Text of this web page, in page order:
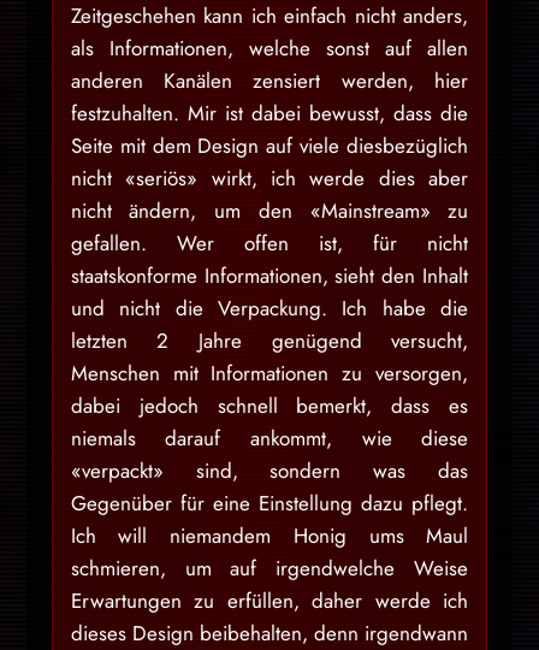
Zeitgeschehen kann ich einfach nicht anders,
als Informationen, welche sonst auf allen
anderen Kanälen zensiert werden, hier
festzuhalten. Mir ist dabei bewusst, dass die
Seite mit dem Design auf viele diesbezüglich
nicht «seriös» wirkt, ich werde dies aber
nicht ändern, um den «Mainstream» zu
gefallen. Wer offen ist, für nicht
staatskonforme Informationen, sieht den Inhalt
und nicht die Verpackung. Ich habe die
letzten 2 Jahre genügend versucht,
Menschen mit Informationen zu versorgen,
dabei jedoch schnell bemerkt, dass es
niemals darauf ankommt, wie diese
«verpackt» sind, sondern was das
Gegenüber für eine Einstellung dazu pflegt.
Ich will niemandem Honig ums Maul
schmieren, um auf irgendwelche Weise
Erwartungen zu erfüllen, daher werde ich
dieses Design beibehalten, denn irgendwann